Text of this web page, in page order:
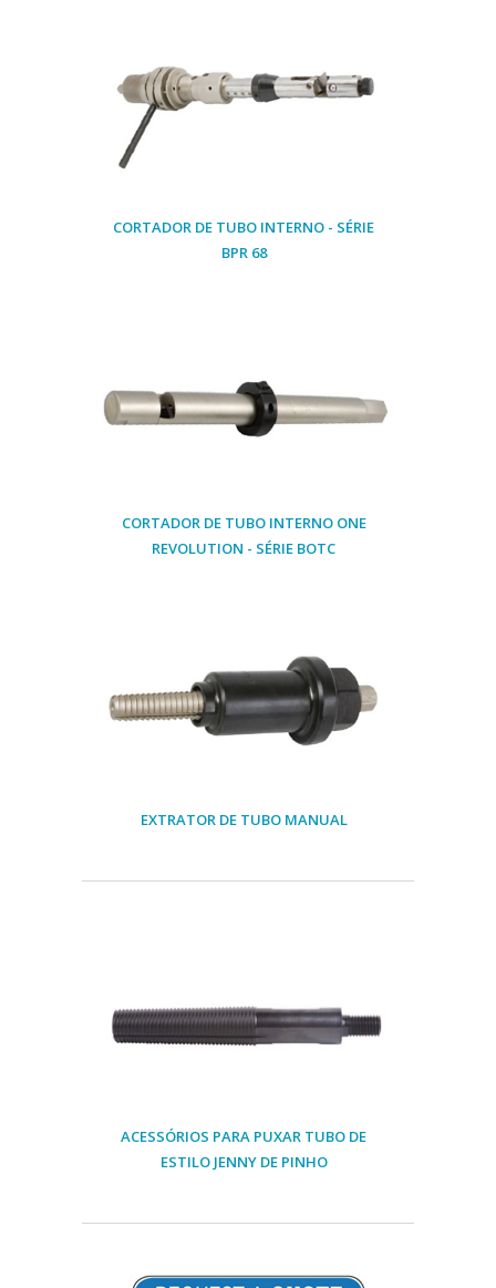
CORTADOR DE TUBO INTERNO - SÉRIE
BPR 68
CORTADOR DE TUBO INTERNO ONE
REVOLUTION - SÉRIE BOTC
EXTRATOR DE TUBO MANUAL
ACESSÓRIOS PARA PUXAR TUBO DE
ESTILO JENNY DE PINHO